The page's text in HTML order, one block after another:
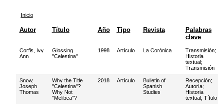
Inicio
Autor Título Año Tipo Revista
Palabras
clave
Corfis, Ivy
Ann
Glossing
"Celestina"
1998 Artículo La Corónica Transmisión;
Historia
textual;
Transmisión
Snow,
Joseph
Thomas
Why the Title
"Celestina"?
Why Not
"Melibea"?
2018 Artículo
Bulletin of
Spanish
Studies
Recepción;
Autoría;
Historia
textual; Título